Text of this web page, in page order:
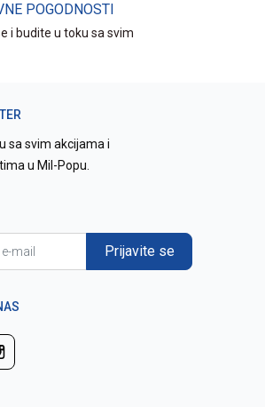
POGODNOSTI
i budite u toku sa svim
sa svim akcijama i
u Mil-Popu.
Prijavite se